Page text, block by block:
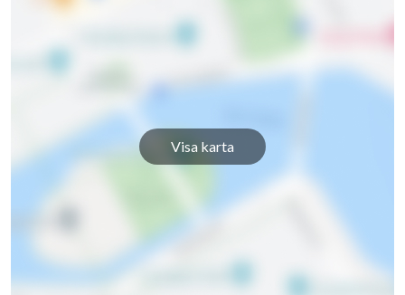
Visa karta